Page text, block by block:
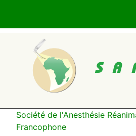
Société de l'Anesthésie
Francophone